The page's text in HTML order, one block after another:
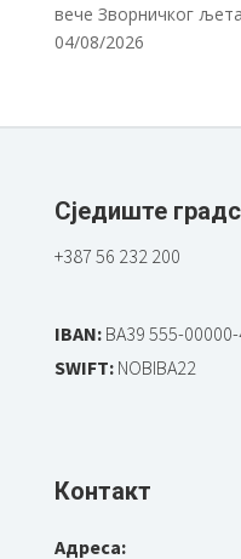
вече Зворничког љета
04/08/2026
Сједиште
+387 56 232 200
IBAN:BA39 555-
SWIFT:NOBIBA22
Контакт
Адреса: